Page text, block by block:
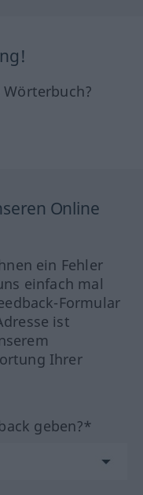
Online
ein Fehler
einfach mal
Formular
ist
Ihrer
geben?*